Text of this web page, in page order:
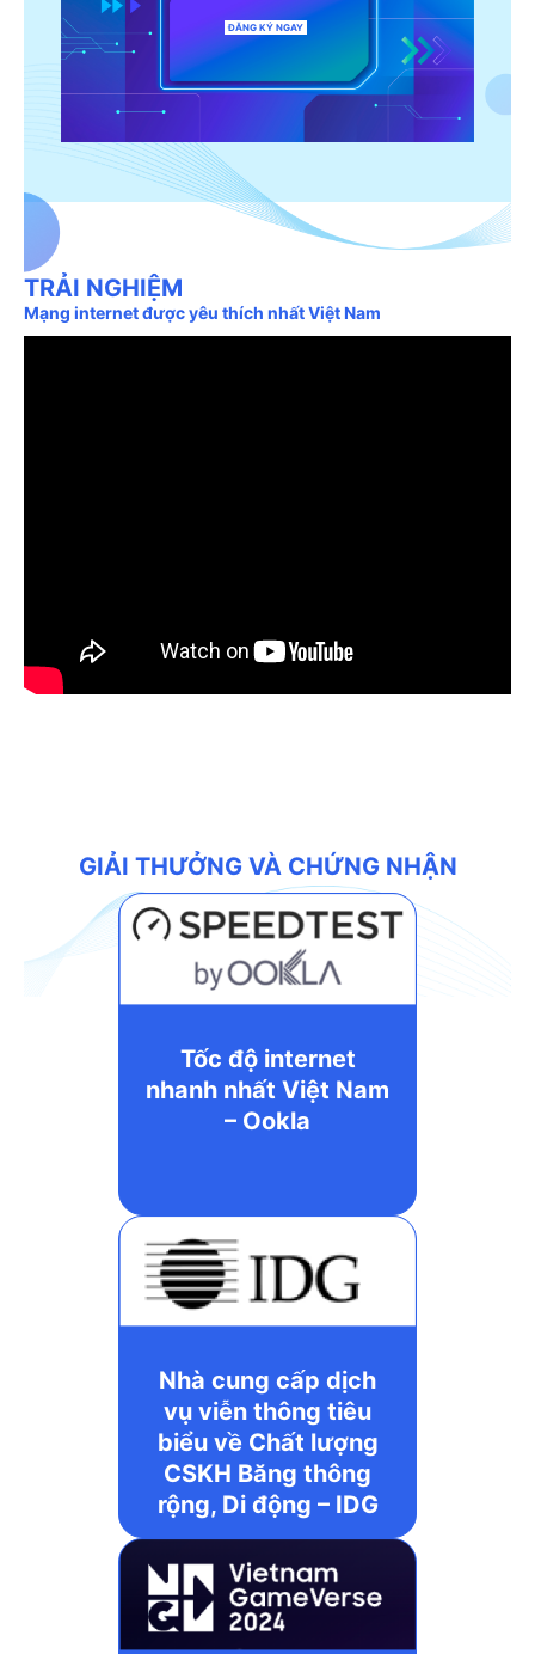
ĐĂNG KÝ NGAY
TRẢI NGHIỆM
Mạng internet được yêu thích nhất Việt Nam
GIẢI THƯỞNG VÀ CHỨNG NHẬN
Tốc độ internet
nhanh nhất Việt Nam
– Ookla
Nhà cung cấp dịch
vụ viễn thông tiêu
biểu về Chất lượng
CSKH Băng thông
rộng, Di động – IDG